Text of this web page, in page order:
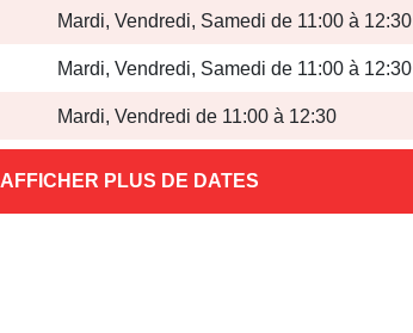
Mardi, Vendredi, Samedi de 11:00 à 12:30
Mardi, Vendredi, Samedi de 11:00 à 12:30
Mardi, Vendredi de 11:00 à 12:30
AFFICHER PLUS DE DATES